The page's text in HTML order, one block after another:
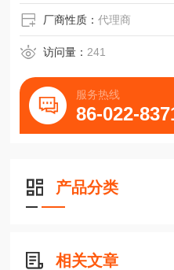
厂商性质：代理商
访问量： 241
服务热线
86-022-
产品分类
相关文章